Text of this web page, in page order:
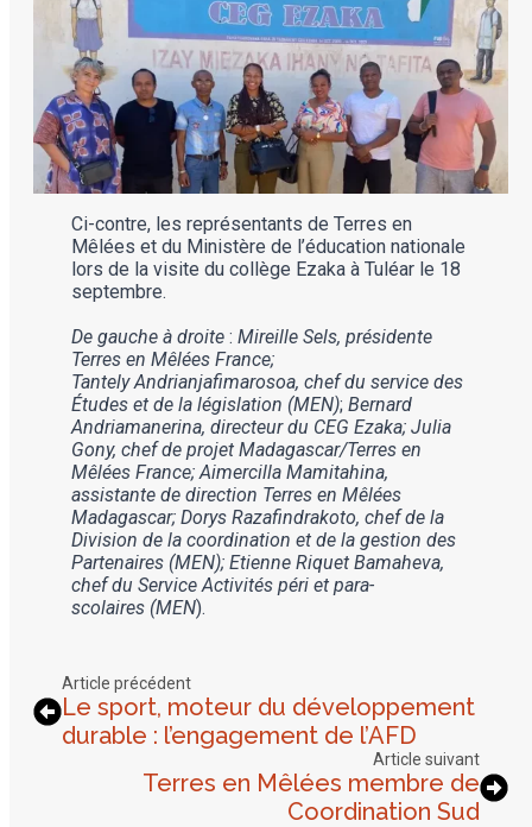
Ci-contre, les représentants de Terres en
Mêlées et du Ministère de l’éducation nationale
lors de la visite du collège Ezaka à Tuléar le 18
septembre.
De gauche à droite : Mireille Sels, présidente
Terres en Mêlées France;
Tantely Andrianjafimarosoa, chef du service des
Études et de la législation (MEN); Bernard
Andriamanerina, directeur du CEG Ezaka; Julia
Gony, chef de projet Madagascar/Terres en
Mêlées France; Aimercilla Mamitahina,
assistante de direction Terres en Mêlées
Madagascar; Dorys Razafindrakoto, chef de la
Division de la coordination et de la gestion des
Partenaires (MEN); Etienne Riquet Bamaheva,
chef du Service Activités péri et para-
scolaires (MEN).
Article précédent
Le sport, moteur du développement
durable : l’engagement de l’AFD
Article suivant
Terres en Mêlées membre de
Coordination Sud